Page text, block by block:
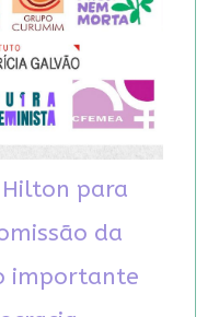
Hilton para
da
importante